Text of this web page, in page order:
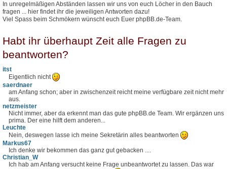
In unregelmäßigen Abständen lassen wir uns von euch Löcher in den Bauch
fragen ... hier findet ihr die jeweiligen Antworten dazu!
Viel Spass beim Schmökern wünscht euch Euer phpBB.de-Team.
Habt ihr überhaupt Zeit alle Fragen zu
beantworten?
itst
Eigentlich nicht
saerdnaer
am Anfang schon; aber in zwischenzeit reicht meine verfügbare zeit nicht mehr
aus.
netzmeister
Nicht immer, aber da erkennt man das gute phpBB.de Team. Wir ergänzen uns
prima. Der eine hilft dem anderen...
Leuchte
Nein, deswegen lasse ich meine Sekretärin alles beantworten
Markus67
Ich denke wir bekommen das ganz gut gebacken ....
Christian_W
Ich hab am Anfang versucht keine Frage unbeantwortet zu lassen. Das war